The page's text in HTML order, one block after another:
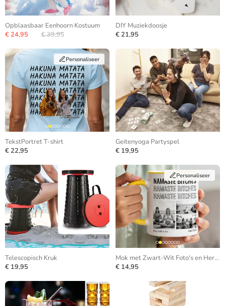
Opblaasbaar Eenhoorn Kostuum
€ 24,95
€ 39,95
DIY Muziekdoosje
€ 21,95
Personaliseer
TekstPortret T-shirt
€ 22,95
Geitenyoga Partyspel
€ 19,95
Telescopisch Kruk
€ 19,95
Personaliseer
Mok met Zwart-Wit Foto's en Herhalende Tekst
€ 14,95